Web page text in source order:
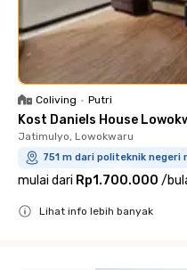
Coliving • Putri
Kost Daniels House
Jatimulyo, Lowokwaru
751 m dari politeknik negeri
mulai dari Rp1.700.000 /
Lihat info lebih banyak